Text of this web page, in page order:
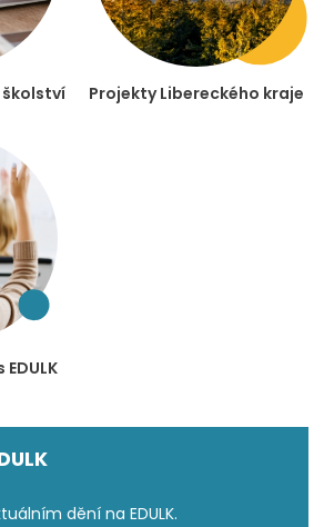
Projekty Libereckého kraje
dění na EDULK.